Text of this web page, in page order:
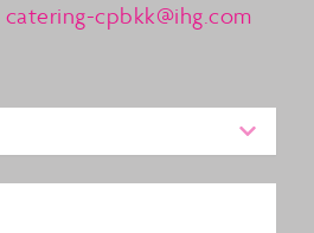
catering-cpbkk@ihg.com